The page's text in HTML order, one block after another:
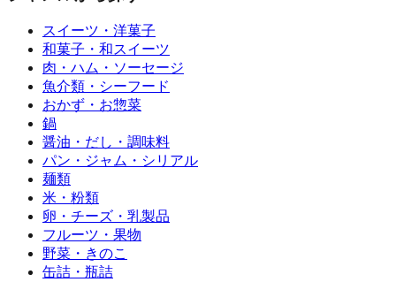
スイーツ・洋菓子
和菓子・和スイーツ
肉・ハム・ソーセージ
魚介類・シーフード
おかず・お惣菜
鍋
醤油・だし・調味料
パン・ジャム・シリアル
麺類
米・粉類
卵・チーズ・乳製品
フルーツ・果物
野菜・きのこ
缶詰・瓶詰